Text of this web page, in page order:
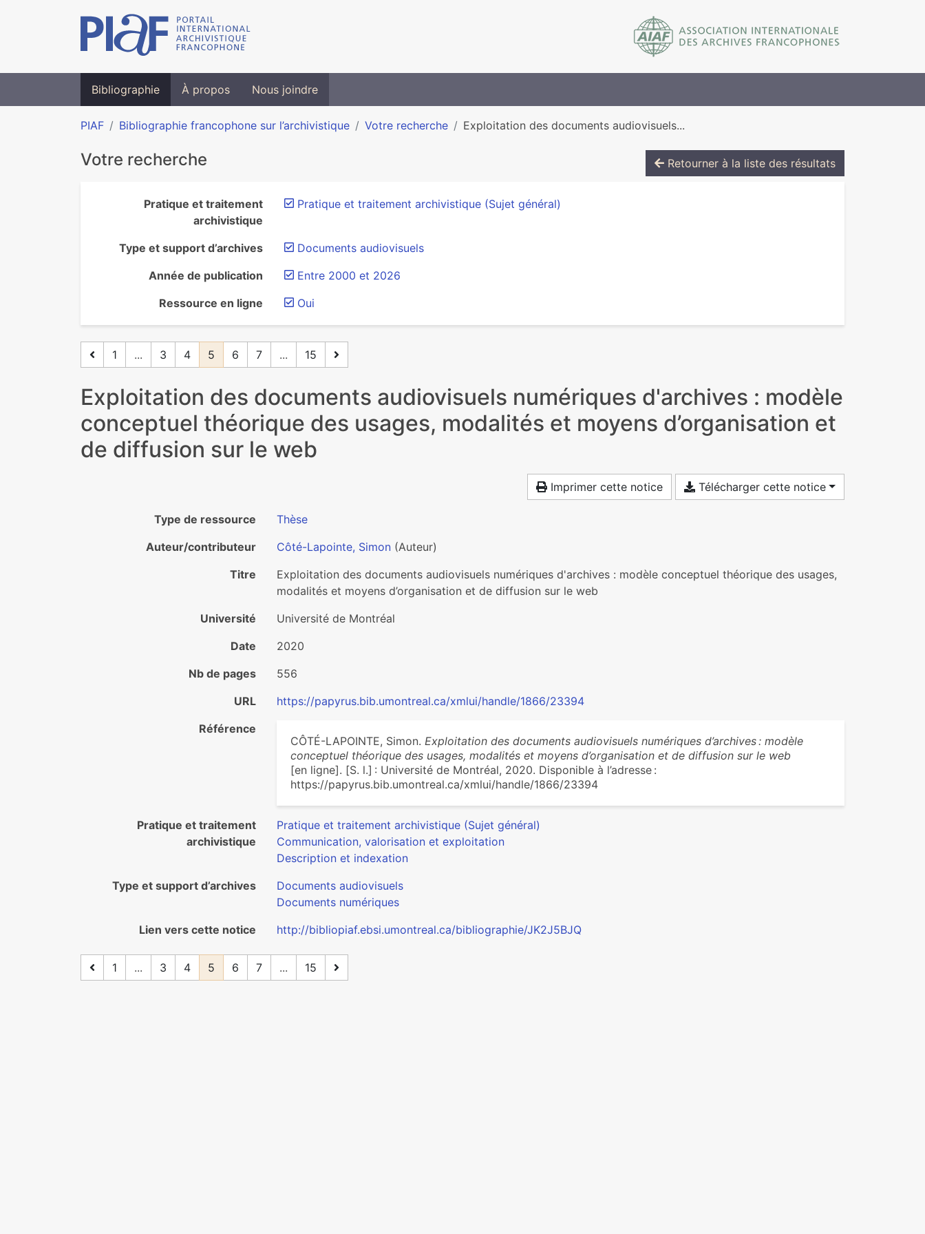
Bibliographie À propos Nous joindre
PIAF Bibliographie francophone sur l’archivistique Votre recherche Exploitation des documents audiovisuels...
Votre recherche Retourner à la liste des résultats
Pratique et traitement
archivistique
Pratique et traitement archivistique (Sujet général)
Type et support d’archives
Documents audiovisuels
Année de publication
Entre 2000 et 2026
Ressource en ligne
Oui
1 ... 3 4 5 6 7 ... 15
Exploitation des documents audiovisuels numériques d'archives : modèle
conceptuel théorique des usages, modalités et moyens d’organisation et
de diffusion sur le web
Imprimer cette notice Télécharger cette notice
Type de ressource
Thèse
Auteur/contributeur
Côté-Lapointe, Simon (Auteur)
Titre
Exploitation des documents audiovisuels numériques d'archives : modèle conceptuel théorique des usages,
modalités et moyens d’organisation et de diffusion sur le web
Université
Université de Montréal
Date
2020
Nb de pages
556
URL
https://papyrus.bib.umontreal.ca/xmlui/handle/1866/23394
Référence
CÔTÉ-LAPOINTE, Simon. Exploitation des documents audiovisuels numériques d’archives : modèle
conceptuel théorique des usages, modalités et moyens d’organisation et de diffusion sur le web
[en ligne]. [S. l.] : Université de Montréal, 2020. Disponible à l’adresse :
https://papyrus.bib.umontreal.ca/xmlui/handle/1866/23394
Pratique et traitement
archivistique
Pratique et traitement archivistique (Sujet général)
Communication, valorisation et exploitation
Description et indexation
Type et support d’archives
Documents audiovisuels
Documents numériques
Lien vers cette notice
http://bibliopiaf.ebsi.umontreal.ca/bibliographie/JK2J5BJQ
1 ... 3 4 5 6 7 ... 15